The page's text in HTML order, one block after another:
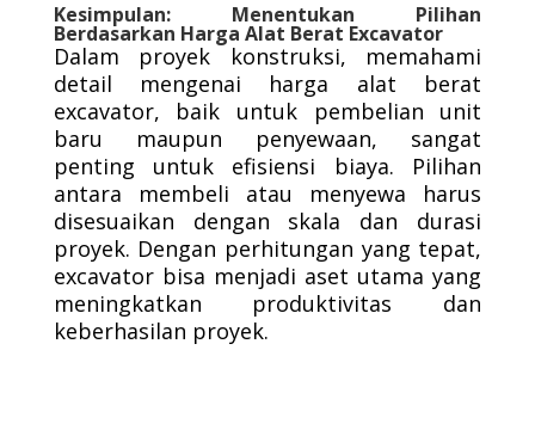
Kesimpulan: Menentukan Pilihan
Berdasarkan Harga Alat Berat Excavator
Dalam proyek konstruksi, memahami
detail mengenai harga alat berat
excavator, baik untuk pembelian unit
baru maupun penyewaan, sangat
penting untuk efisiensi biaya. Pilihan
antara membeli atau menyewa harus
disesuaikan dengan skala dan durasi
proyek. Dengan perhitungan yang tepat,
excavator bisa menjadi aset utama yang
meningkatkan produktivitas dan
keberhasilan proyek.